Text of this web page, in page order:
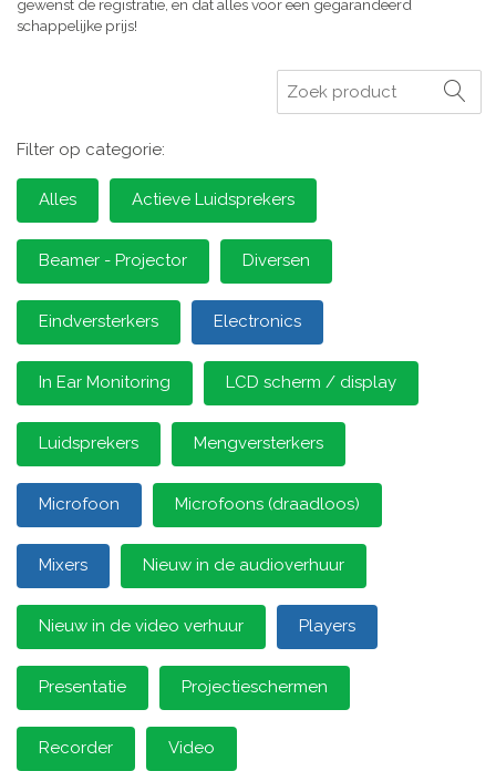
gewenst de registratie, en dat alles voor een gegarandeerd
schappelijke prijs!
Zoeken
Filter op categorie:
Alles Actieve Luidsprekers
Beamer - Projector Diversen
Eindversterkers Electronics
In Ear Monitoring LCD scherm / display
Luidsprekers Mengversterkers
Microfoon Microfoons (draadloos)
Mixers Nieuw in de audioverhuur
Nieuw in de video verhuur Players
Presentatie Projectieschermen
Recorder Video